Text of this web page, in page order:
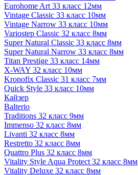
Eurohome Art 33 класс 12мм
Vintage Classic 33 класс 10мм
Vintage Narrow 33 класс 10мм
Variostep Classic 32 класс 8мм
Super Natural Classic 33 класс 8мм
Super Natural Narrow 33 класс 8мм
Titan Prestige 33 класс 14мм
X-WAY 32 класс 10мм
Kronofix Classic 31 класс 7мм
Quick Style 33 класс 10мм
Кайзер
Balterio
Traditions 32 класс 9мм
Immenso 32 класс 8мм
Livanti 32 класс 8мм
Restretto 32 класс 8мм
Quattro Plus 32 класс 8мм
Vitality Style Aqua Protect 32 класс 8мм
Vitality Deluxe 32 класс 8мм